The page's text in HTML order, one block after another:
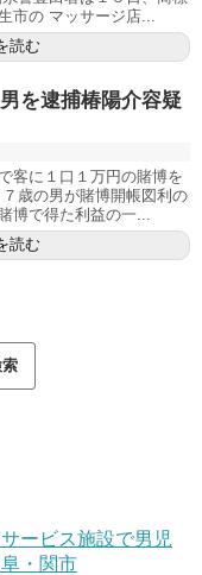
市の マッサージ店...
読む
を逮捕椿陽介容疑
客に１口１万円の賭博を
歳の男が賭博開帳図利の
博で得た利益の一...
読む
ービス施設で男児
・関市